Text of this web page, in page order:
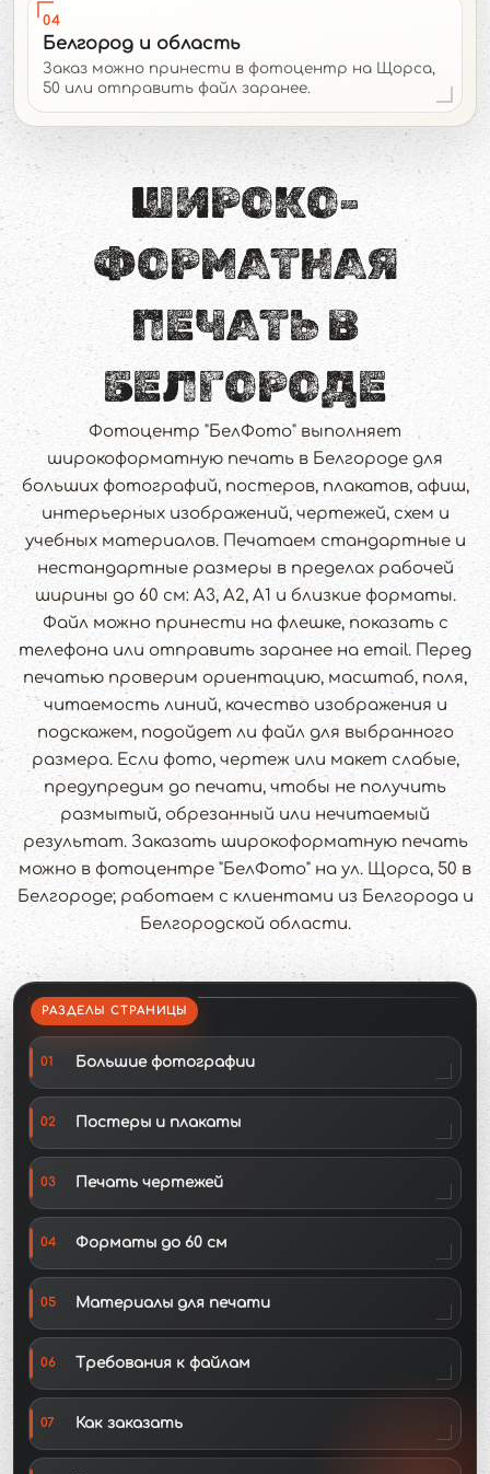
04
Белгород и область
Заказ можно принести в фотоцентр на Щорса,
50 или отправить файл заранее.
ШИРОКО­
ФОРМАТНАЯ
ПЕЧАТЬ В
БЕЛГОРОДЕ
Фотоцентр "БелФото" выполняет
широкоформатную печать в Белгороде для
больших фотографий, постеров, плакатов, афиш,
интерьерных изображений, чертежей, схем и
учебных материалов. Печатаем стандартные и
нестандартные размеры в пределах рабочей
ширины до 60 см: А3, А2, А1 и близкие форматы.
Файл можно принести на флешке, показать с
телефона или отправить заранее на email. Перед
печатью проверим ориентацию, масштаб, поля,
читаемость линий, качество изображения и
подскажем, подойдет ли файл для выбранного
размера. Если фото, чертеж или макет слабые,
предупредим до печати, чтобы не получить
размытый, обрезанный или нечитаемый
результат. Заказать широкоформатную печать
можно в фотоцентре "БелФото" на ул. Щорса, 50 в
Белгороде; работаем с клиентами из Белгорода и
Белгородской области.
РАЗДЕЛЫ СТРАНИЦЫ
01 Большие фотографии
02 Постеры и плакаты
03 Печать чертежей
04 Форматы до 60 см
05 Материалы для печати
06 Требования к файлам
07 Как заказать